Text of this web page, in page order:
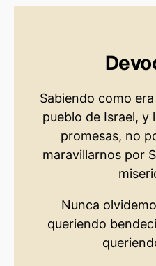
Sabiendo como
pueblo de Israel, y
promesas, no
maravillarnos por
Nunca
queriendo